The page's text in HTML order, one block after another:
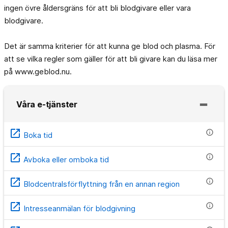
ingen övre åldersgräns för att bli blodgivare eller vara
blodgivare.
Det är samma kriterier för att kunna ge blod och plasma. För
att se vilka regler som gäller för att bli givare kan du läsa mer
på www.geblod.nu.
Våra e-tjänster
open_in_new Boka tid info
open_in_new Avboka eller omboka tid info
open_in_new Blodcentralsförflyttning från en annan region info
open_in_new Intresseanmälan för blodgivning info